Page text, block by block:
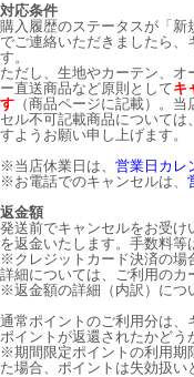
対応条件
購入履歴のステータスが「新
でご連絡いただきましたら、
す。
ただし、生地やカーテン、
ー直送商品など原則としてキ
す （商品ページに記載）。
セル不可記載商品については
すようお願い申し上げます。
※当店休業日は、 営業日カレ
※お電話でのキャンセルは、
返金額
発送前でキャンセルをお受
を返金いたします。手数料等
※クレジットカード決済の場
詳細については、ご利用のカ
※返金額の詳細（内訳）につ
通常ポイントのご利用分は、
ポイントが返還されたかどう
※期間限定ポイントの利用期
た場合、ポイントは失効扱い